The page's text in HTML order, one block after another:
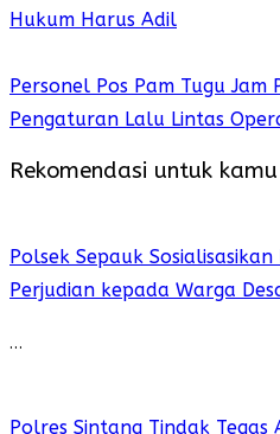
Hukum Harus Adil
Personel Pos Pam Tugu
Pengaturan Lalu Lintas
Rekomendasi untuk kamu
Polsek Sepauk
Perjudian kepada Warga
…
Polres Sintang Tindak Tegas